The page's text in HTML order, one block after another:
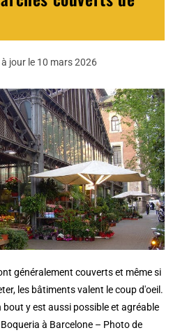
à jour le 10 mars 2026
généralement couverts et même si
les bâtiments valent le coup d'oeil.
y est aussi possible et agréable
à Barcelone – Photo de